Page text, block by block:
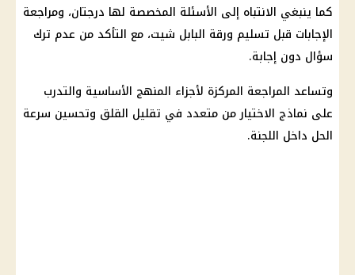
كما ينبغي الانتباه إلى الأسئلة المخصصة لها درجتان، ومراجعة
الإجابات قبل تسليم ورقة البابل شيت، مع التأكد من عدم ترك
سؤال دون إجابة.
وتساعد المراجعة المركزة لأجزاء المنهج الأساسية والتدرب
على نماذج الاختيار من متعدد في تقليل القلق وتحسين سرعة
الحل داخل اللجنة.